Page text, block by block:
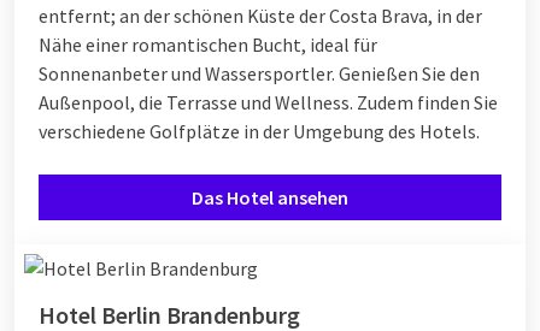
entfernt; an der schönen Küste der Costa Brava, in der
Nähe einer romantischen Bucht, ideal für
Sonnenanbeter und Wassersportler. Genießen Sie den
Außenpool, die Terrasse und Wellness. Zudem finden Sie
verschiedene Golfplätze in der Umgebung des Hotels.
Das Hotel ansehen
Hotel Berlin Brandenburg